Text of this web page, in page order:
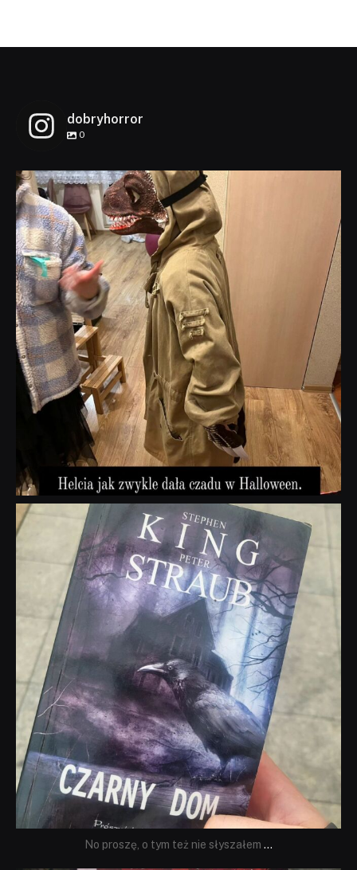
dobryhorror
0
dobryhorror
Lis 1
dobryhorror
Wrz 23
No proszę, o tym też nie słyszałem ...